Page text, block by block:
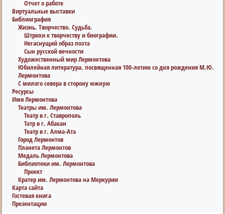
Отчет о работе
Виртуальные выставки
Библиография
Жизнь. Творчество. Судьба.
Штрихи к творчеству и биографии.
Негаснущий образ поэта
Сын русской вечности
Художественный мир Лермонтова
Юбилейная литература, посвященная 100-летию со дня рождения М.Ю.
Лермонтова
С милого севера в сторону южную
Ресурсы
Имя Лермонтова
Театры им. Лермонтова
Театр в г. Ставрополь
Татр в г. Абакан
Театр в г. Алма-Ата
Город Лермонтов
Планета Лермонтов
Медаль Лермонтова
Библиотеки им. Лермонтова
Проект
Кратер им. Лермонтова на Меркурии
Карта сайта
Гостевая книга
Презентации